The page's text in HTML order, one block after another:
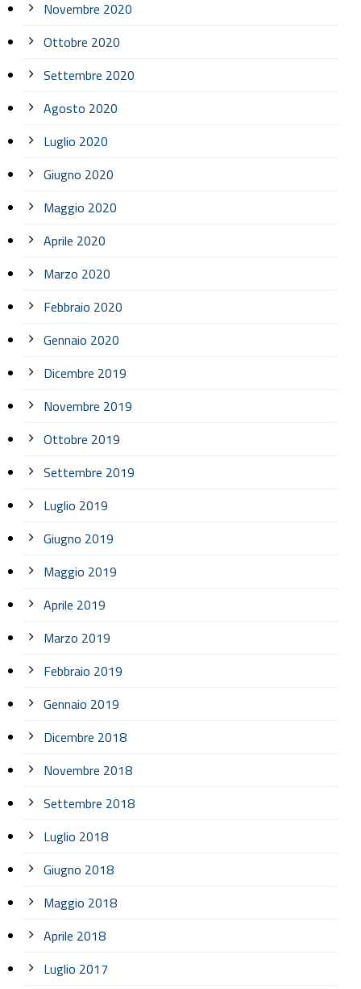
Novembre 2020
Ottobre 2020
Settembre 2020
Agosto 2020
Luglio 2020
Giugno 2020
Maggio 2020
Aprile 2020
Marzo 2020
Febbraio 2020
Gennaio 2020
Dicembre 2019
Novembre 2019
Ottobre 2019
Settembre 2019
Luglio 2019
Giugno 2019
Maggio 2019
Aprile 2019
Marzo 2019
Febbraio 2019
Gennaio 2019
Dicembre 2018
Novembre 2018
Settembre 2018
Luglio 2018
Giugno 2018
Maggio 2018
Aprile 2018
Luglio 2017